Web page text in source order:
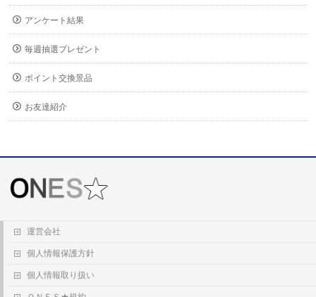
アンケート結果
毎週抽選プレゼント
ポイント交換景品
お友達紹介
運営会社
個人情報保護方針
個人情報取り扱い